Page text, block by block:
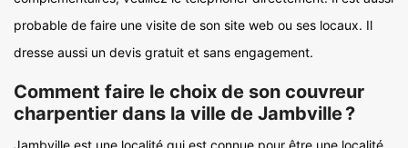
probable de faire une visite de son site web ou ses locaux. Il
dresse aussi un devis gratuit et sans engagement.
Comment faire le choix de son couvreur
charpentier dans la ville de Jambville ?
Jambville est une localité qui est connue pour être une localité